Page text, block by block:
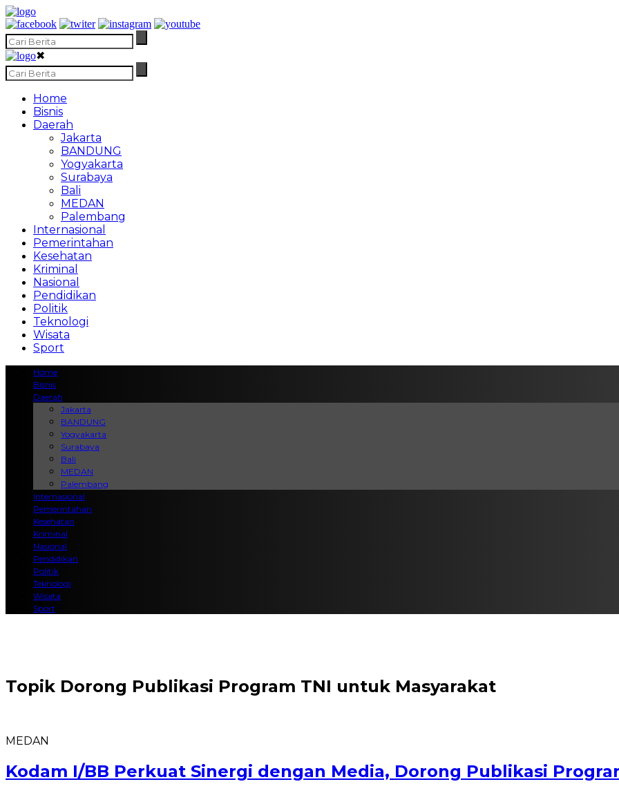
✖
Home
Bisnis
Daerah
Jakarta
BANDUNG
Yogyakarta
Surabaya
Bali
MEDAN
Palembang
Internasional
Pemerintahan
Kesehatan
Kriminal
Nasional
Pendidikan
Politik
Teknologi
Wisata
Sport
Home
Bisnis
Daerah
Jakarta
BANDUNG
Yogyakarta
Surabaya
Bali
MEDAN
Palembang
Internasional
Pemerintahan
Kesehatan
Kriminal
Nasional
Pendidikan
Politik
Teknologi
Wisata
Sport
Topik Dorong Publikasi Program TNI untuk Masyarakat
MEDAN
Kodam I/BB Perkuat Sinergi dengan Media, Dorong Publikasi